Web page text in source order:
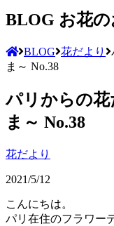
BLOG お花の
BLOG 花だより
ま～ No.38
パリからの
ま～ No.38
花だより
2021/5/12
こんにちは。
パリ在住のフラワー